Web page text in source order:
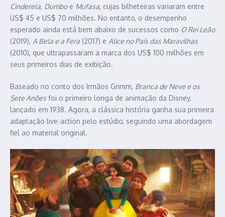
Cinderela, Dumboe Mufasa, cujas bilheteiras variaram entre
US$ 45 e US$ 70 milhões. No entanto, o desempenho
esperado ainda está bem abaixo de sucessos como O Rei Leão
(2019), A Bela e a Fera (2017) e Alice no País das Maravilhas
(2010), que ultrapassaram a marca dos US$ 100 milhões em
seus primeiros dias de exibição.
Baseado no conto dos Irmãos Grimm, Branca de Neve e os
Sete Anões foi o primeiro longa de animação da Disney,
lançado em 1938. Agora, a clássica história ganha sua primeira
adaptação live-action pelo estúdio, seguindo uma abordagem
fiel ao material original.